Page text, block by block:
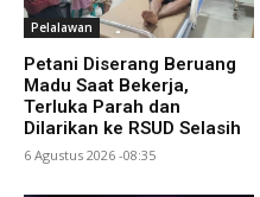
Pelalawan
Petani Diserang Beruang
Madu Saat Bekerja,
Terluka Parah dan
Dilarikan ke RSUD Selasih
6 Agustus 2026 -08:35